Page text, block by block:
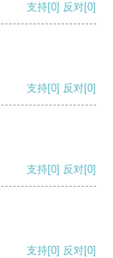
支持[0] 反对[0]
支持[0] 反对[0]
支持[0] 反对[0]
支持[0] 反对[0]